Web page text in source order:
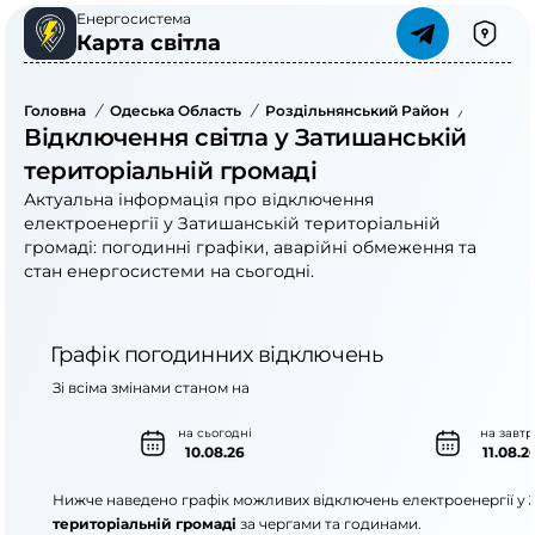
Енергосистема
Карта світла
Головна / Одеська Область / Роздільнянський Район /
Відключення світла у Затишанській
територіальній громаді
Актуальна інформація про відключення
електроенергії у Затишанській територіальній
громаді: погодинні графіки, аварійні обмеження та
стан енергосистеми на сьогодні.
Графік погодинних відключень
на сьогодні
10.08.26
на
Зі всіма змінами станом на
Нижче наведено графік можливих відключень електроенергії у
територіальній громаді за чергами та годинами.